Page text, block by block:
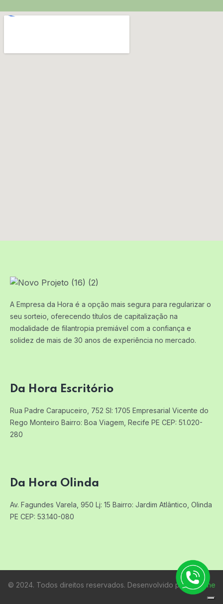
A Empresa da Hora é a opção mais segura para regularizar o
seu sorteio, oferecendo títulos de capitalização na
modalidade de filantropia premiável com a confiança e
solidez de mais de 30 anos de experiência no mercado.
Da Hora Escritório
Rua Padre Carapuceiro, 752 Sl: 1705 Empresarial Vicente do
Rego Monteiro Bairro: Boa Viagem, Recife PE CEP: 51.020-
280
Da Hora Olinda
Av. Fagundes Varela, 950 Lj: 15 Bairro: Jardim Atlântico, Olinda
PE CEP: 53.140-080
© 2024. Todos direitos reservados. Desenvolvido por:Raifone